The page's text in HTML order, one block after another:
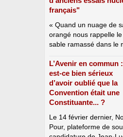
français"
« Quand un nuage de
orangé nous rappelle
sable ramassé dans le
L’Avenir en commun :
est-ce bien sérieux
d’avoir oublié que la
Convention était une
Constituante... ?
Le 14 février dernier,
Pour, plateforme de